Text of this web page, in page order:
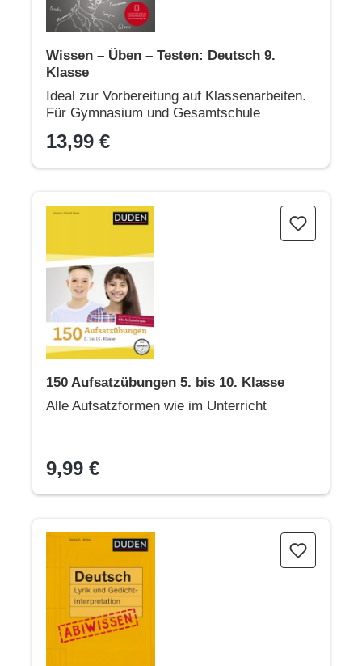
Wissen – Üben – Testen: Deutsch 9.
Klasse
Ideal zur Vorbereitung auf Klassenarbeiten.
Für Gymnasium und Gesamtschule
13,99 €
150 Aufsatzübungen 5. bis 10. Klasse
150 Aufsatzübungen 5. bis 10. Klasse
Alle Aufsatzformen wie im Unterricht
9,99 €
Abiwissen Deutsch - Lyrik und Gedichtinterpretation